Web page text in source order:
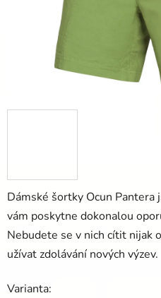
Dámské šortky Ocun
vám poskytne dokonalou
Nebudete se v nich cítit nijak
užívat zdolávání nových výzev.
Varianta: